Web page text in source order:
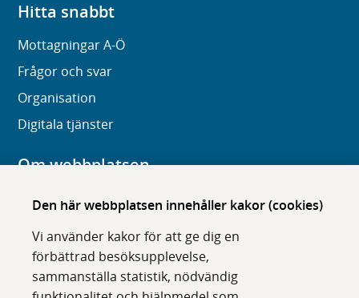
Den här webbplatsen innehåller kakor (cookies)
Vi använder kakor för att ge dig en
förbättrad besöksupplevelse,
sammanställa statistik, nödvändig
Hitta snabbt
Mottagningar A-Ö
Frågor och svar
Organisation
Digitala tjänster
Om webbplatsen
Om karolinska.se
Tillgänglighet
Om cookies